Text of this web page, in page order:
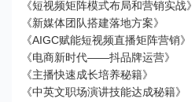
《短视频矩阵模式布局和营销实战》
《新媒体团队搭建落地方案》
《AIGC赋能短视频直播矩阵营销》
《电商新时代——抖品牌运营》
《主播快速成长培养秘籍》
《中英文职场演讲技能达成秘籍》